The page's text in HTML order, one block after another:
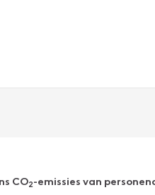
CO2-emissies van